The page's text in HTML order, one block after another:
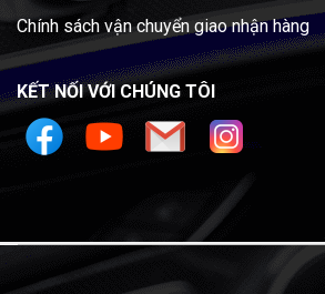
Chính sách vận chuyển giao nhận hàng
KẾT NỐI VỚI CHÚNG TÔI